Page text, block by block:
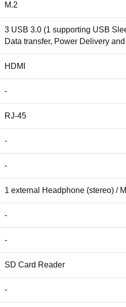
M.2
3 USB 3.0 (1 supporting USB
Data transfer, Power Delivery
HDMI
-
RJ-45
-
-
1 external Headphone (stereo) /
-
-
SD Card Reader
-